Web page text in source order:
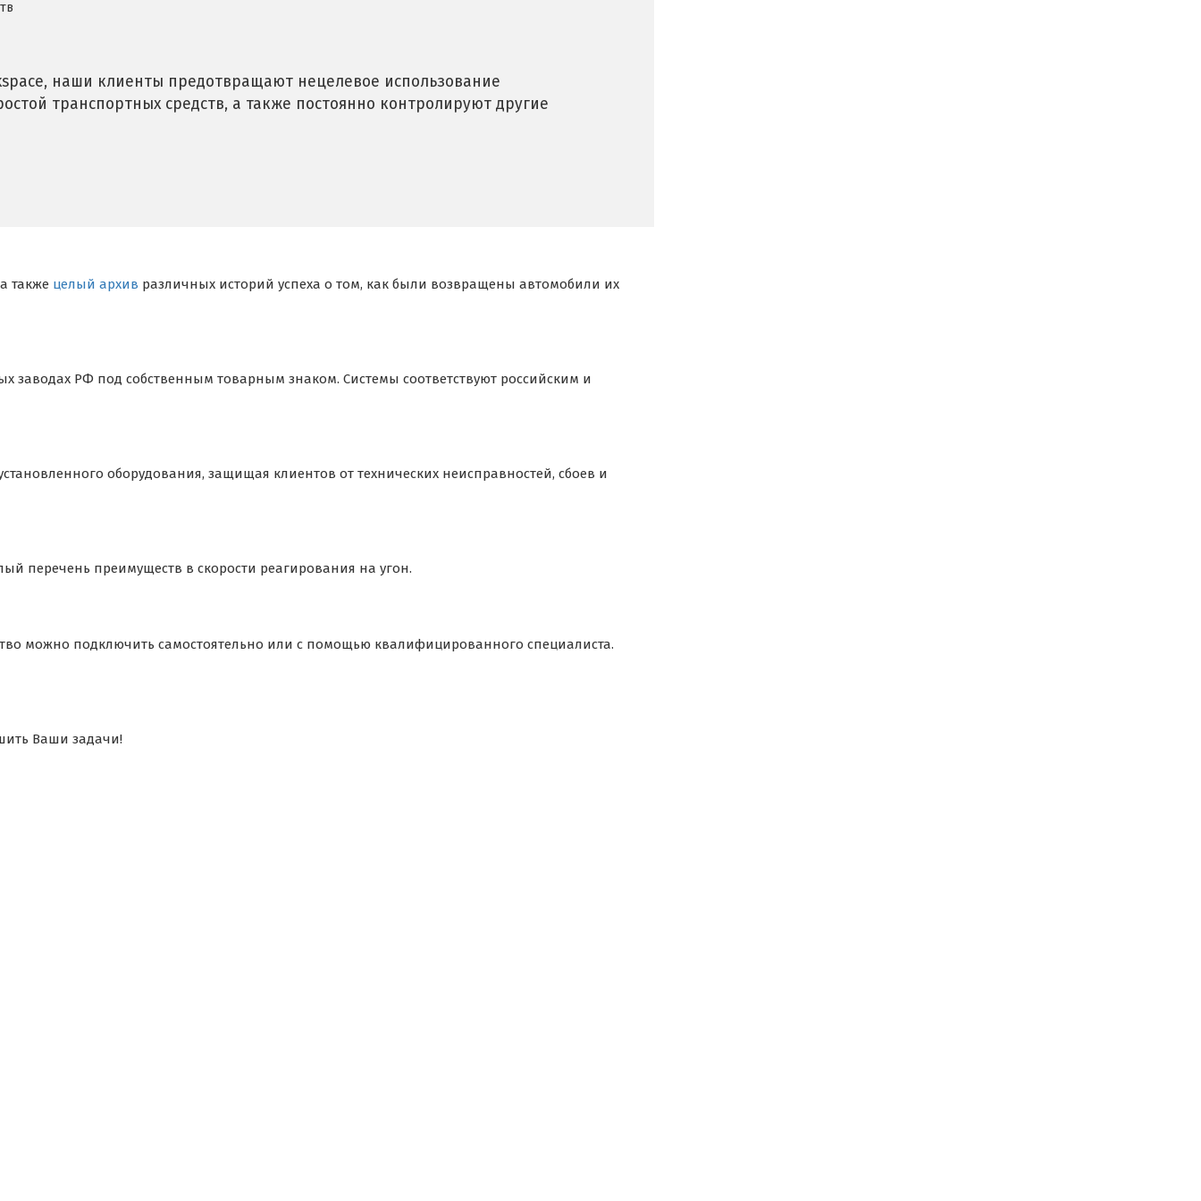
наши клиенты предотвращают нецелевое использование
транспортных средств, а также постоянно контролируют другие
также целый архив различных историй успеха о том, как были возвращены автомобили их
заводах РФ под собственным товарным знаком. Системы соответствуют российским и
оборудования, защищая клиентов от технических неисправностей, сбоев и
перечень преимуществ в скорости реагирования на угон.
можно подключить самостоятельно или с помощью квалифицированного специалиста.
Ваши задачи!